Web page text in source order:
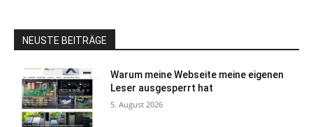
NEUSTE BEITRÄGE
Warum meine Webseite meine eigenen
Leser ausgesperrt hat
5. August 2026